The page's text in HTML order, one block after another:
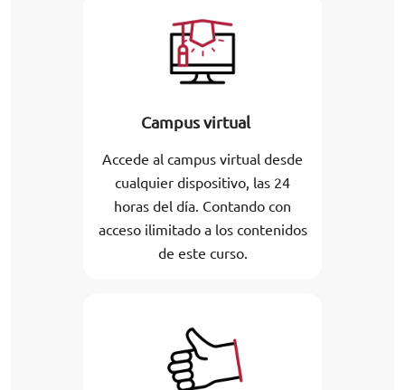
Campus virtual
Accede al campus virtual desde
cualquier dispositivo, las 24
horas del día. Contando con
acceso ilimitado a los contenidos
de este curso.